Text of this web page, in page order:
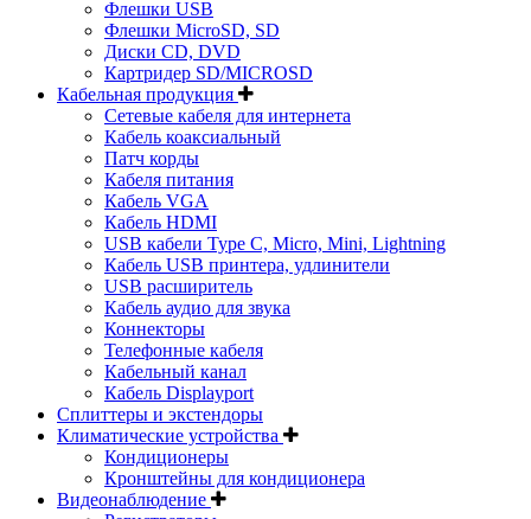
Флешки USB
Флешки MicroSD, SD
Диски CD, DVD
Картридер SD/MICROSD
Кабельная продукция
Сетевые кабеля для интернета
Кабель коаксиальный
Патч корды
Кабеля питания
Кабель VGA
Кабель HDMI
USB кабели Type C, Micro, Mini, Lightning
Кабель USB принтера, удлинители
USB расширитель
Кабель аудио для звука
Коннекторы
Телефонные кабеля
Кабельный канал
Кабель Displayport
Сплиттеры и экстендоры
Климатические устройства
Кондиционеры
Кронштейны для кондиционера
Видеонаблюдение